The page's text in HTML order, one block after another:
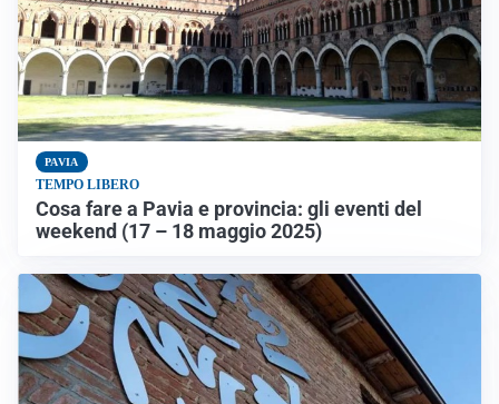
PAVIA
TEMPO LIBERO
Cosa fare a Pavia e provincia: gli eventi del
weekend (17 – 18 maggio 2025)